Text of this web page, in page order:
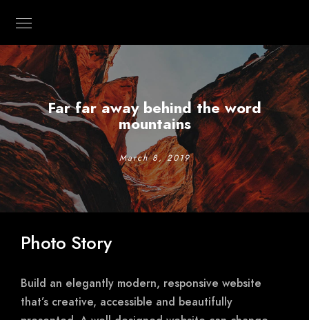
Far far away behind the word
mountains
March 8, 2019
Photo Story
Build an elegantly modern, responsive website
that’s creative, accessible and beautifully